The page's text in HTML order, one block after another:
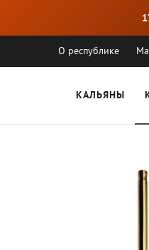
О республике
КАЛЬЯНЫ